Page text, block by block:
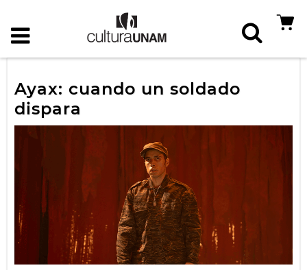
Ayax: cuando un soldado
dispara